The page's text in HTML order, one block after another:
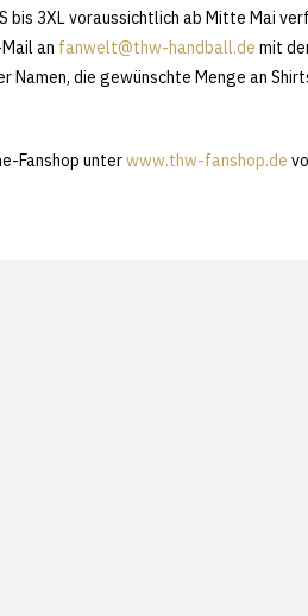
3XL voraussichtlich ab Mitte Mai
an fanwelt@thw-handball.de mit
Namen, die gewünschte Menge an
Fanshop unterwww.thw-fanshop.de